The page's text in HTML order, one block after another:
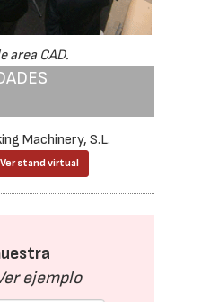
area CAD.
Machinery, S.L.
Ver stand virtual
ejemplo